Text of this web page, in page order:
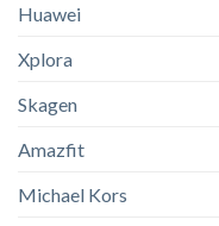
Huawei
Xplora
Skagen
Amazfit
Michael Kors